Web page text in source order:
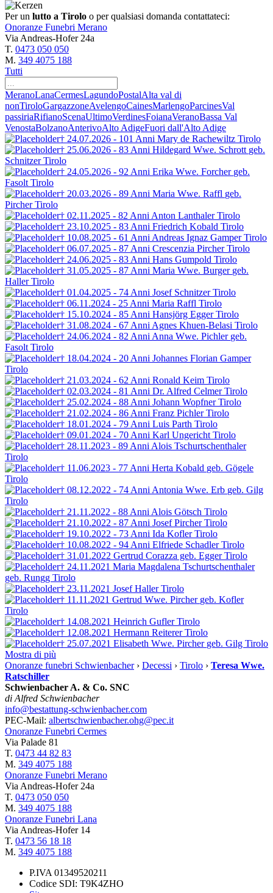
Per un lutto a Tirolo o per qualsiasi domanda contattateci:
Onoranze Funebri Merano
Via Andreas-Hofer 24a
T. 0473 050 050
M. 349 4075 188
Tutti
MeranoLanaCermesLagundoPostalAlta val di
nonTiroloGargazzoneAvelengoCainesMarlengoParcinesVal
passiriaRifianoScenaUltimoVerdinesFoianaVeranoBassa Val
VenostaBolzanoAnterivoAlto AdigeFuori dall'Alto Adige
† 24.07.2026 - 101 Anni Mary de Rachewiltz Tirolo
† 25.06.2026 - 83 Anni Hildegard Wwe. Schrott geb.
SchnitzerTirolo
† 24.05.2026 - 92 Anni Erika Wwe. Forcher geb.
Fasolt Tirolo
† 20.03.2026 - 89 Anni Maria Wwe. Raffl geb.
PircherTirolo
† 02.11.2025 - 82 Anni Anton LanthalerTirolo
† 23.10.2025 - 83 Anni Friedrich Kobald Tirolo
† 10.08.2025 - 61 Anni Andreas Ignaz GamperTirolo
† 06.07.2025 - 87 Anni Crescenzia PircherTirolo
† 24.06.2025 - 83 Anni Hans Gumpold Tirolo
† 31.05.2025 - 87 Anni Maria Wwe. Burger geb.
HallerTirolo
† 01.04.2025 - 74 Anni Josef SchnitzerTirolo
† 06.11.2024 - 25 Anni Maria Raffl Tirolo
† 15.10.2024 - 85 Anni Hansjörg EggerTirolo
† 31.08.2024 - 67 Anni Agnes Khuen-Belasi Tirolo
† 24.06.2024 - 82 Anni Anna Wwe. Pichler geb.
Fasolt Tirolo
† 18.04.2024 - 20 Anni Johannes Florian Gamper
Tirolo
† 21.03.2024 - 62 Anni Ronald Keim Tirolo
† 02.03.2024 - 81 Anni Dr. Alfred CelmerTirolo
† 25.02.2024 - 88 Anni Johann WopfnerTirolo
† 21.02.2024 - 86 Anni Franz PichlerTirolo
† 18.01.2024 - 79 Anni Luis Parth Tirolo
† 09.01.2024 - 70 Anni Karl Ungericht Tirolo
† 28.11.2023 - 89 Anni Alois Tschurtschenthaler
Tirolo
† 11.06.2023 - 77 Anni Herta Kobald geb. Gögele
Tirolo
† 08.12.2022 - 74 Anni Antonia Wwe. Erb geb. Gilg
Tirolo
† 21.11.2022 - 88 Anni Alois Götsch Tirolo
† 21.10.2022 - 87 Anni Josef PircherTirolo
† 19.10.2022 - 73 Anni Ida KoflerTirolo
† 10.08.2022 - 94 Anni Elfriede SchadlerTirolo
† 31.01.2022 Gertrud Corazza geb. EggerTirolo
† 24.11.2021 Maria Magdalena Tschurtschenthaler
geb. Rungg Tirolo
† 23.11.2021 Josef HallerTirolo
† 11.11.2021 Gertrud Wwe. Pircher geb. Kofler
Tirolo
† 14.08.2021 Heinrich GuflerTirolo
† 12.08.2021 Hermann ReitererTirolo
† 25.07.2021 Elisabeth Wwe. Pircher geb. Gilg Tirolo
Mostra di più
Onoranze funebri Schwienbacher› Decessi › Tirolo › Teresa Wwe.
Ratschiller
Schwienbacher A. & Co. SNC
di Alfred Schwienbacher
info@bestattung-schwienbacher.com
PEC-Mail: albertschwienbacher.ohg@pec.it
Onoranze Funebri Cermes
Via Palade 81
T. 0473 44 82 83
M. 349 4075 188
Onoranze Funebri Merano
Via Andreas-Hofer 24a
T. 0473 050 050
M. 349 4075 188
Onoranze Funebri Lana
Via Andreas-Hofer 14
T. 0473 56 18 18
M. 349 4075 188
P.IVA 01349520211
Codice SDI: T9K4ZHO